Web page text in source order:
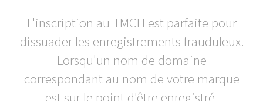
L'inscription au TMCH est parfaite pour
dissuader les enregistrements frauduleux.
Lorsqu'un nom de domaine
correspondant au nom de votre marque
est sur le point d'être enregistré,